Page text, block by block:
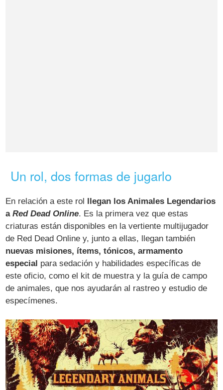
Un rol, dos formas de jugarlo
En relación a este rol llegan los Animales Legendarios
aRed Dead Online. Es la primera vez que estas
criaturas están disponibles en la vertiente multijugador
de Red Dead Online y, junto a ellas, llegan también
nuevas misiones, ítems, tónicos, armamento
especial para sedación y habilidades específicas de
este oficio, como el kit de muestra y la guía de campo
de animales, que nos ayudarán al rastreo y estudio de
especímenes.